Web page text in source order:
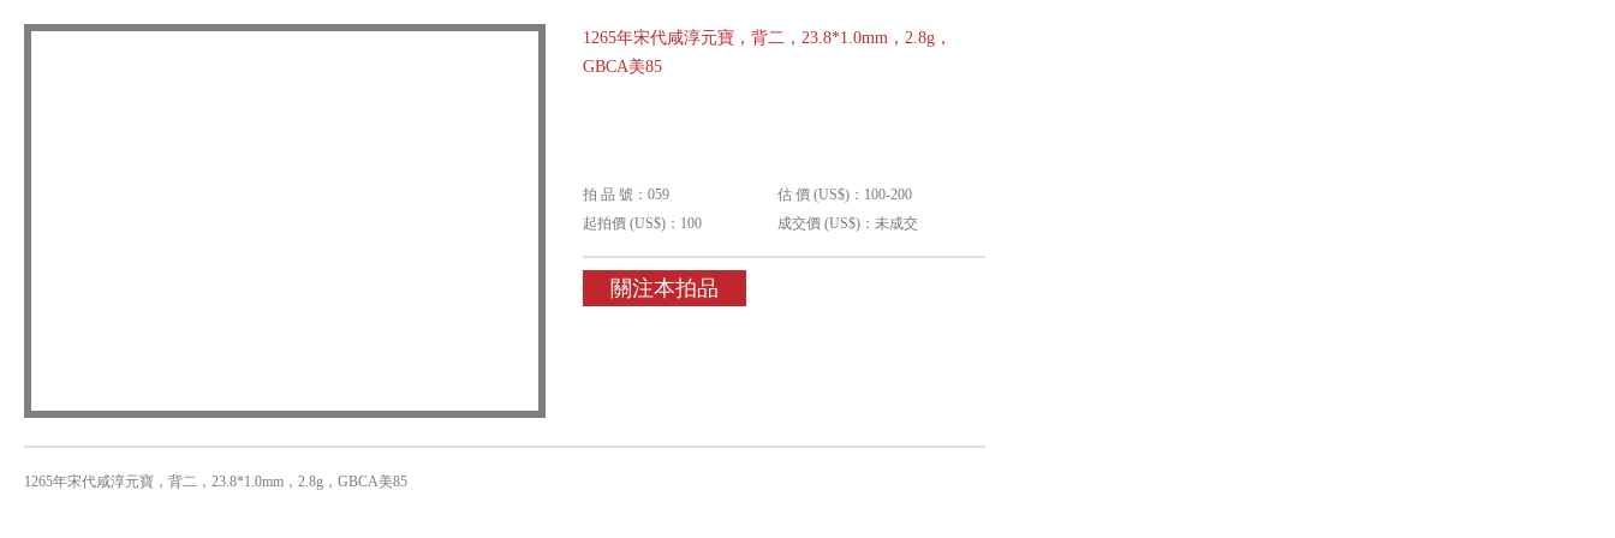
1265年宋代咸淳元寶，背二，23.8*1.0mm，2.8g，
GBCA美85
拍 品 號：059
估 價 (US$)：100-200
起拍價 (US$)：100
成交價 (US$)：未成交
關注本拍品
1265年宋代咸淳元寶，背二，23.8*1.0mm，2.8g，GBCA美85